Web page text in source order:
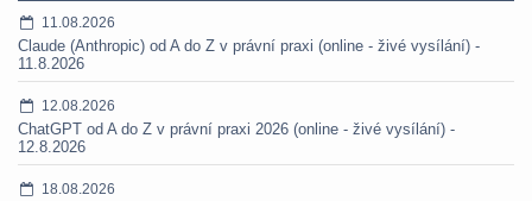
11.08.2026
Claude (Anthropic) od A do Z v právní praxi (online - živé vysílání) -
11.8.2026
12.08.2026
ChatGPT od A do Z v právní praxi 2026 (online - živé vysílání) -
12.8.2026
18.08.2026